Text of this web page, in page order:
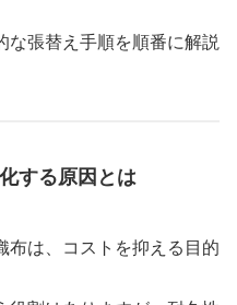
な張替え手順を順番に解説
する原因とは
布は、コストを抑える目的